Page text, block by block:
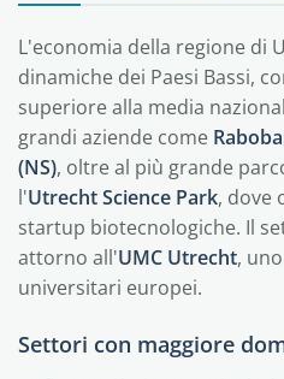
L'economia della regione di
dinamiche dei Paesi Bassi,
superiore alla media
grandi aziende come
(NS), oltre al più grande
l'Utrecht Science Park, dove
startup biotecnologiche. Il
attorno all'UMC Utrecht,
universitari europei.
Settori con maggiore